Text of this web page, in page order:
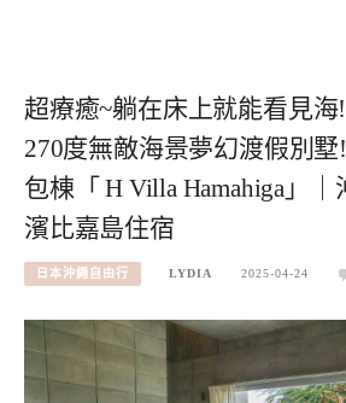
超療癒~躺在床上就能看見
270度無敵海景夢幻渡假別
包棟「 H Villa Hamahiga」｜
濱比嘉島住宿
日本沖繩自由行 LYDIA 2025-04-24